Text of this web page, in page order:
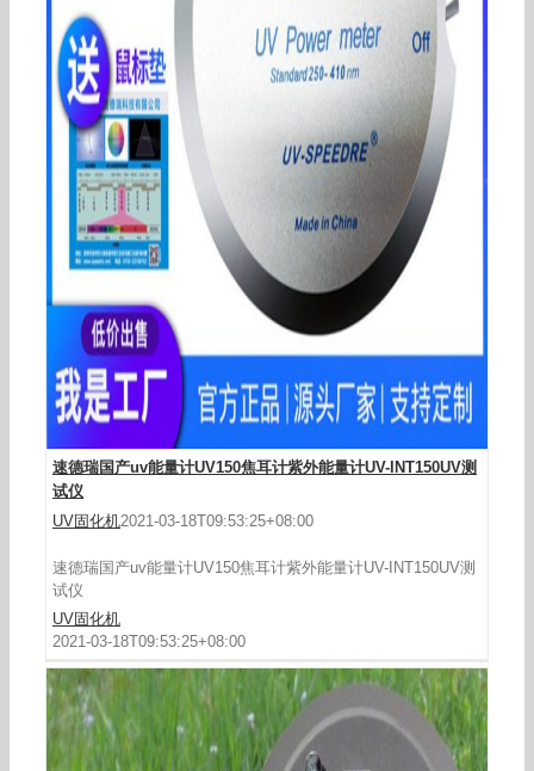
速德瑞国产uv能量计UV150焦耳计紫外能量计UV-INT150UV测
试仪
UV固化机2021-03-18T09:53:25+08:00
速德瑞国产uv能量计UV150焦耳计紫外能量计UV-INT150UV测
试仪
UV固化机
2021-03-18T09:53:25+08:00
紫外辐照计_原装能量计,UV-Int150